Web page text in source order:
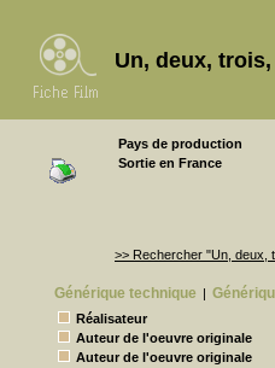
Un, deux,
Pays de production
Sortie en France
>> Rechercher "Un, deux,
Générique technique |
Réalisateur
Auteur de l'oeuvre originale
Auteur de l'oeuvre originale